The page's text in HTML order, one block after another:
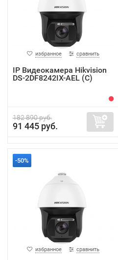
избранное сравнить
IP Видеокамера Hikvision
DS-2DF8242IX-AEL (C)
182 890 руб.
91 445 руб.
-50%
избранное сравнить